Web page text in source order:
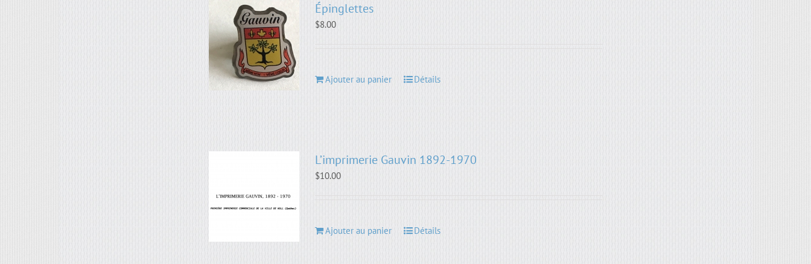
Épinglettes
$8.00
Ajouter au panier Détails
L’imprimerie Gauvin 1892-1970
$10.00
Ajouter au panier Détails